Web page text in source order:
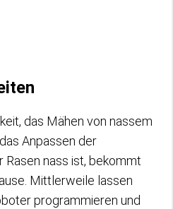
das Mähen von nassem
Anpassen der
Rasen nass ist, bekommt
Mittlerweile lassen
programmieren und